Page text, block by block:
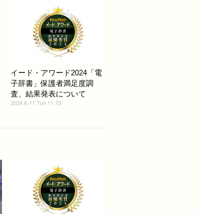
イード・アワード2024「電
子辞書」保護者満足度調
査、結果発表について
2024.6.11 Tue 11:15